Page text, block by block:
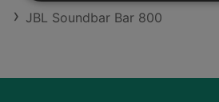
JBL Soundbar Bar 800